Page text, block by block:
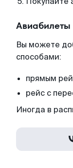
Вы можете
способами:
прямым
рейс с
Иногда в